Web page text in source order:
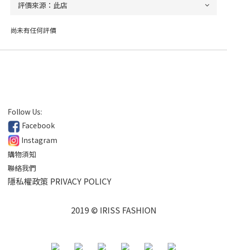
尚未有任何評價
Follow Us:
Facebook
Instagram
購物須知
聯絡我們
隱私權政策 PRIVACY POLICY
2019 © IRISS FASHION